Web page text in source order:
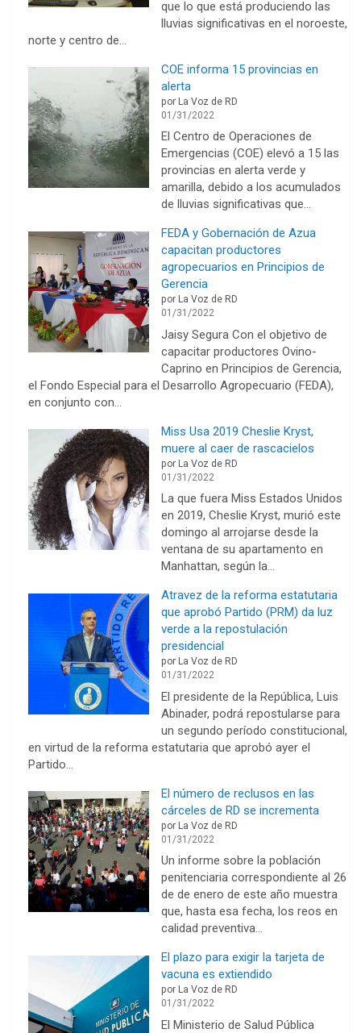
que lo que está produciendo las
lluvias significativas en el noroeste,
norte y centro de…
COE informa 15 provincias en
alerta
por La Voz de RD
01/31/2022
El Centro de Operaciones de
Emergencias (COE) elevó a 15 las
provincias en alerta verde y
amarilla, debido a los acumulados
de lluvias significativas que…
FEDA y Gobernación de Azua
capacitan productores
agropecuarios en Principios de
Gerencia
por La Voz de RD
01/31/2022
Jaisy Segura Con el objetivo de
capacitar productores Ovino-
Caprino en Principios de Gerencia,
el Fondo Especial para el Desarrollo Agropecuario (FEDA),
en conjunto con…
Miss Usa 2019 Cheslie Kryst,
muere al caer de rascacielos
por La Voz de RD
01/31/2022
La que fuera Miss Estados Unidos
en 2019, Cheslie Kryst, murió este
domingo al arrojarse desde la
ventana de su apartamento en
Manhattan, según la…
Atravez de la reforma estatutaria
que aprobó Partido (PRM) da luz
verde a la repostulación
presidencial
por La Voz de RD
01/31/2022
El presidente de la República, Luis
Abinader, podrá repostularse para
un segundo período constitucional,
en virtud de la reforma estatutaria que aprobó ayer el
Partido…
El número de reclusos en las
cárceles de RD se incrementa
por La Voz de RD
01/31/2022
Un informe sobre la población
penitenciaria correspondiente al 26
de de enero de este año muestra
que, hasta esa fecha, los reos en
calidad preventiva…
El plazo para exigir la tarjeta de
vacuna es extiendido
por La Voz de RD
01/31/2022
El Ministerio de Salud Pú­blica